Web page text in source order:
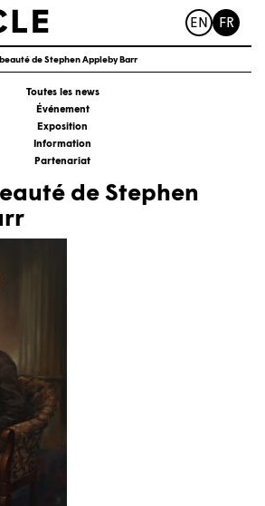
EN FR
beauté de Stephen Appleby Barr
Toutes les news
Événement
Exposition
Information
Partenariat
de Stephen